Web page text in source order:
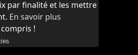
par finalité et les mettre
En savoir plus
compris !